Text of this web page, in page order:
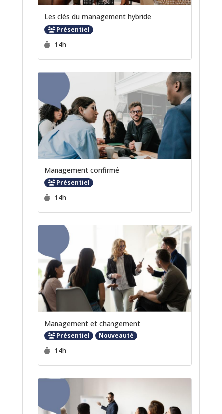
Les clés du management hybride
Présentiel
Durée :
14h
Management confirmé
Présentiel
Durée :
14h
Management et changement
Présentiel Nouveauté
Durée :
14h